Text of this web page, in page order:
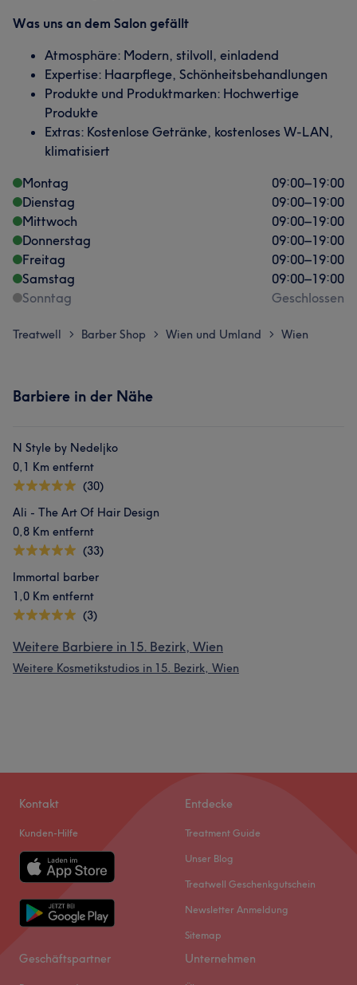
Was uns an dem Salon gefällt
Atmosphäre: Modern, stilvoll, einladend
Expertise: Haarpflege, Schönheitsbehandlungen
Produkte und Produktmarken: Hochwertige
Produkte
Extras: Kostenlose Getränke, kostenloses W-LAN,
klimatisiert
Montag
09:00–19:00
Dienstag
09:00–19:00
Mittwoch
09:00–19:00
Donnerstag
09:00–19:00
Freitag
09:00–19:00
Samstag
09:00–19:00
Sonntag
Geschlossen
Treatwell > Barber Shop > Wien und Umland > Wien
Barbiere in der Nähe
N Style by Nedeljko
0,1 Km entfernt
(30)
Ali - The Art Of Hair Design
0,8 Km entfernt
(33)
Immortal barber
1,0 Km entfernt
(3)
Weitere Barbiere in 15. Bezirk, Wien
Weitere Kosmetikstudios in 15. Bezirk, Wien
Kontakt
Kunden-Hilfe
Entdecke
Treatment Guide
Unser Blog
Treatwell Geschenkgutschein
Newsletter Anmeldung
Sitemap
Geschäftspartner Unternehmen